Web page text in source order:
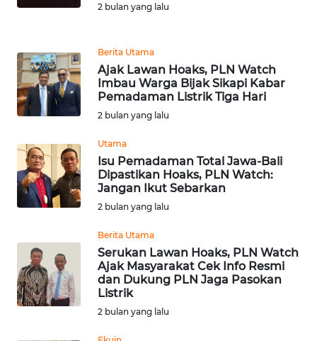
2 bulan yang lalu
Berita Utama
Ajak Lawan Hoaks, PLN Watch
Imbau Warga Bijak Sikapi Kabar
Pemadaman Listrik Tiga Hari
2 bulan yang lalu
Utama
Isu Pemadaman Total Jawa-Bali
Dipastikan Hoaks, PLN Watch:
Jangan Ikut Sebarkan
2 bulan yang lalu
Berita Utama
Serukan Lawan Hoaks, PLN Watch
Ajak Masyarakat Cek Info Resmi
dan Dukung PLN Jaga Pasokan
Listrik
2 bulan yang lalu
KARIR
DISCLAIMER
News
Regional
WN
WN
JAKARTA
WN